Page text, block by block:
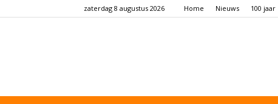
zaterdag 8 augustus 2026 Home Nieuws 100 jaar